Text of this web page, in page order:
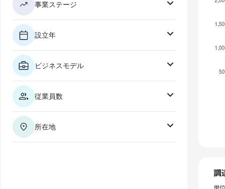
事業ステージ
設立年
ビジネスモデル
従業員数
所在地
調
単